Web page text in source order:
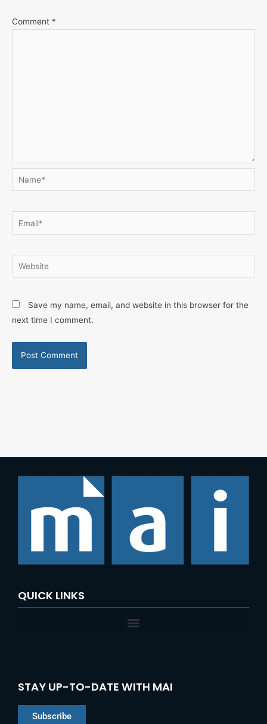
Comment *
Name*
Email*
Website
Save my name, email, and website in this browser for the
next time I comment.
QUICK LINKS
STAY UP-TO-DATE WITH MAI
Subscribe